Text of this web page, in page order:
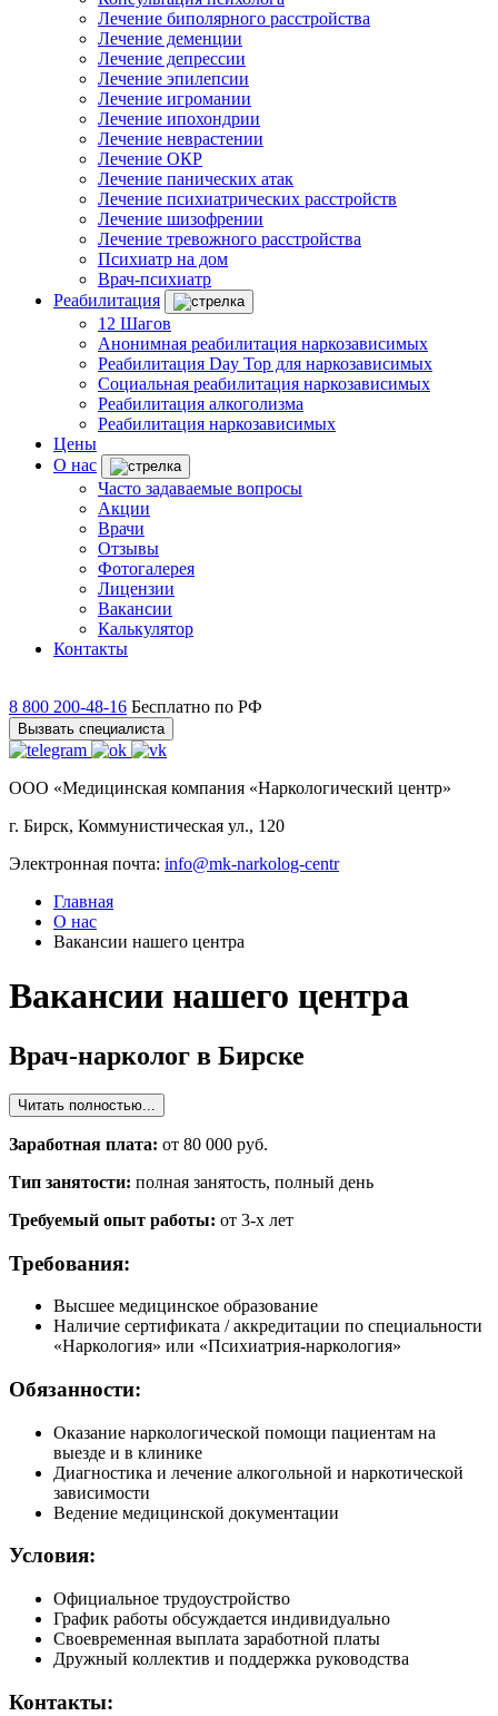
Лечение биполярного расстройства
Лечение деменции
Лечение депрессии
Лечение эпилепсии
Лечение игромании
Лечение ипохондрии
Лечение неврастении
Лечение ОКР
Лечение панических атак
Лечение психиатрических расстройств
Лечение шизофрении
Лечение тревожного расстройства
Психиатр на дом
Врач-психиатр
Реабилитация
12 Шагов
Анонимная реабилитация наркозависимых
Реабилитация Day Top для наркозависимых
Социальная реабилитация наркозависимых
Реабилитация алкоголизма
Реабилитация наркозависимых
Цены
О нас
Часто задаваемые вопросы
Акции
Врачи
Отзывы
Фотогалерея
Лицензии
Вакансии
Калькулятор
Контакты
8 800 200-48-16 Бесплатно по РФ
Вызвать специалиста
ООО «Медицинская компания «Наркологический центр»
г. Бирск, Коммунистическая ул., 120
Электронная почта: info@mk-narkolog-centr
Главная
О нас
Вакансии нашего центра
Вакансии нашего центра
Врач-нарколог в Бирске
Читать полностью...
Заработная плата: от 80 000 руб.
Тип занятости: полная занятость, полный день
Требуемый опыт работы: от 3-х лет
Требования:
Высшее медицинское образование
Наличие сертификата / аккредитации по специальности
«Наркология» или «Психиатрия-наркология»
Обязанности:
Оказание наркологической помощи пациентам на
выезде и в клинике
Диагностика и лечение алкогольной и наркотической
зависимости
Ведение медицинской документации
Условия:
Официальное трудоустройство
График работы обсуждается индивидуально
Своевременная выплата заработной платы
Дружный коллектив и поддержка руководства
Контакты: